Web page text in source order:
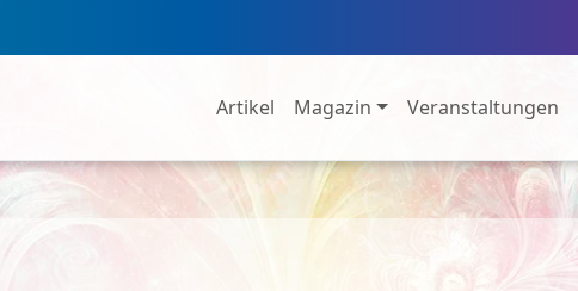
Artikel Magazin Veranstaltungen